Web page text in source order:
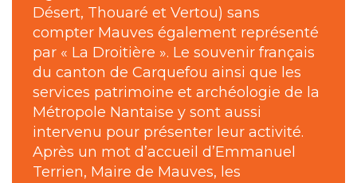
Désert, Thouaré et Vertou) sans
compter Mauves également représenté
par « La Droitière ». Le souvenir français
du canton de Carquefou ainsi que les
services patrimoine et archéologie de la
Métropole Nantaise y sont aussi
intervenu pour présenter leur activité.
Après un mot d’accueil d’Emmanuel
Terrien, Maire de Mauves, les